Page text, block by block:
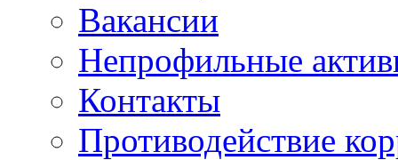
Вакансии
Непрофильные
Контакты
Противодействие